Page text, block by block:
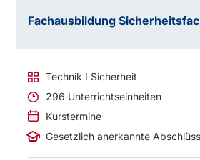
Fachausbildung
Technik I Sicherheit
296 Unterrichtseinheiten
Kurstermine
Gesetzlich anerkannte